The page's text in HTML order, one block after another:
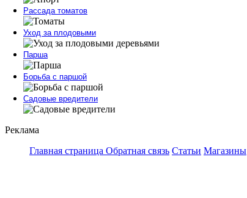
Рассада томатов
Уход за плодовыми
Парша
Борьба с паршой
Садовые вредители
Реклама
Главная страница Обратная связь Статьи Магазины